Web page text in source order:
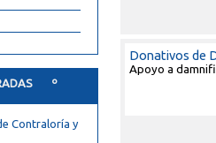
º
Contraloría y
Donativos de
Apoyo a